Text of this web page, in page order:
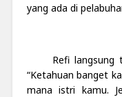
yang ada di
Refi langsung
“Ketahuan banget
mana istri kamu.